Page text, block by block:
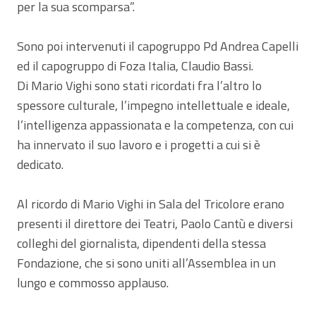
per la sua scomparsa”.
Sono poi intervenuti il capogruppo Pd Andrea Capelli
ed il capogruppo di Foza Italia, Claudio Bassi.
Di Mario Vighi sono stati ricordati fra l’altro lo
spessore culturale, l’impegno intellettuale e ideale,
l’intelligenza appassionata e la competenza, con cui
ha innervato il suo lavoro e i progetti a cui si è
dedicato.
Al ricordo di Mario Vighi in Sala del Tricolore erano
presenti il direttore dei Teatri, Paolo Cantù e diversi
colleghi del giornalista, dipendenti della stessa
Fondazione, che si sono uniti all’Assemblea in un
lungo e commosso applauso.